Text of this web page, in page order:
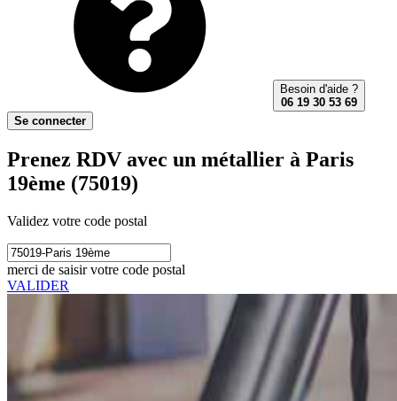
Besoin d'aide ?
06 19 30 53 69
Se connecter
Prenez RDV avec un métallier à Paris
19ème (75019)
Validez votre code postal
merci de saisir votre code postal
VALIDER